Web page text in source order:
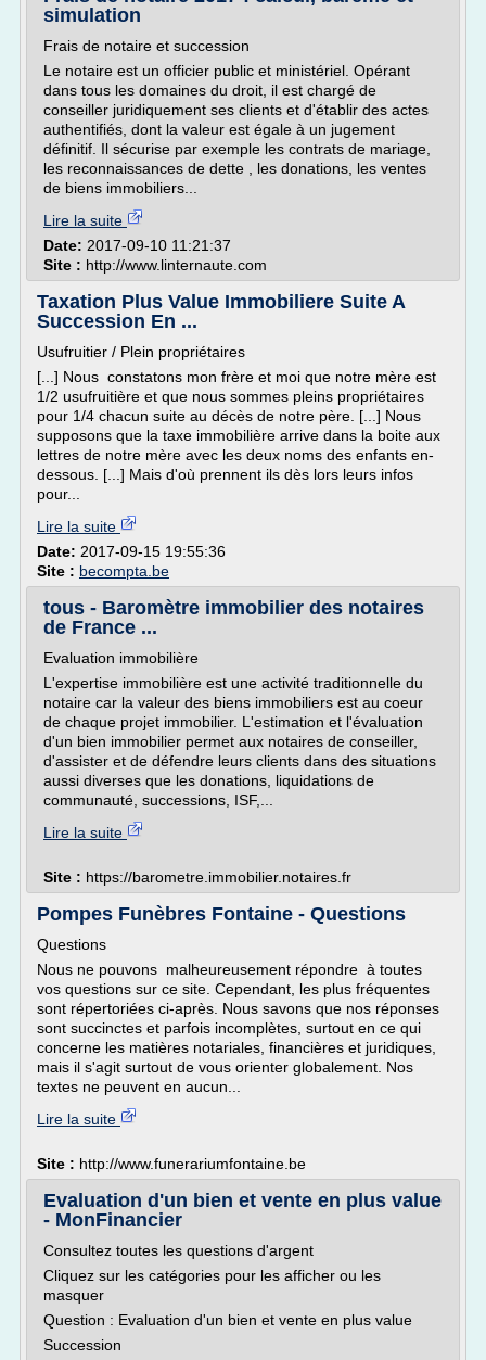
simulation
Frais de notaire et succession
Le notaire est un officier public et ministériel. Opérant
dans tous les domaines du droit, il est chargé de
conseiller juridiquement ses clients et d'établir des actes
authentifiés, dont la valeur est égale à un jugement
définitif. Il sécurise par exemple les contrats de mariage,
les reconnaissances de dette , les donations, les ventes
de biens immobiliers...
Lire la suite
Date: 2017-09-10 11:21:37
Site : http://www.linternaute.com
Taxation Plus Value Immobiliere Suite A
Succession En ...
Usufruitier / Plein propriétaires
[...] Nous constatons mon frère et moi que notre mère est
1/2 usufruitière et que nous sommes pleins propriétaires
pour 1/4 chacun suite au décès de notre père. [...] Nous
supposons que la taxe immobilière arrive dans la boite aux
lettres de notre mère avec les deux noms des enfants en-
dessous. [...] Mais d'où prennent ils dès lors leurs infos
pour...
Lire la suite
Date: 2017-09-15 19:55:36
Site : becompta.be
tous - Baromètre immobilier des notaires
de France ...
Evaluation immobilière
L'expertise immobilière est une activité traditionnelle du
notaire car la valeur des biens immobiliers est au coeur
de chaque projet immobilier. L'estimation et l'évaluation
d'un bien immobilier permet aux notaires de conseiller,
d'assister et de défendre leurs clients dans des situations
aussi diverses que les donations, liquidations de
communauté, successions, ISF,...
Lire la suite
Site : https://barometre.immobilier.notaires.fr
Pompes Funèbres Fontaine - Questions
Questions
Nous ne pouvons malheureusement répondre à toutes
vos questions sur ce site. Cependant, les plus fréquentes
sont répertoriées ci-après. Nous savons que nos réponses
sont succinctes et parfois incomplètes, surtout en ce qui
concerne les matières notariales, financières et juridiques,
mais il s'agit surtout de vous orienter globalement. Nos
textes ne peuvent en aucun...
Lire la suite
Site : http://www.funerariumfontaine.be
Evaluation d'un bien et vente en plus value
- MonFinancier
Consultez toutes les questions d'argent
Cliquez sur les catégories pour les afficher ou les
masquer
Question : Evaluation d'un bien et vente en plus value
Succession